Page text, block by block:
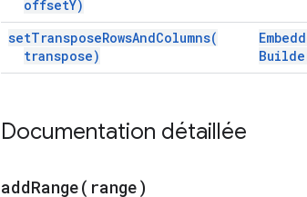
offsetY)
setTransposeRowsAndColumns(
transpose)
Documentation détaillée
addRange( range)